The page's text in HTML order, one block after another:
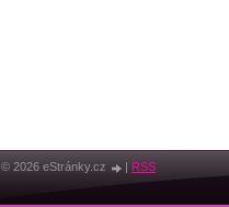
© 2026 eStránky.cz RSS